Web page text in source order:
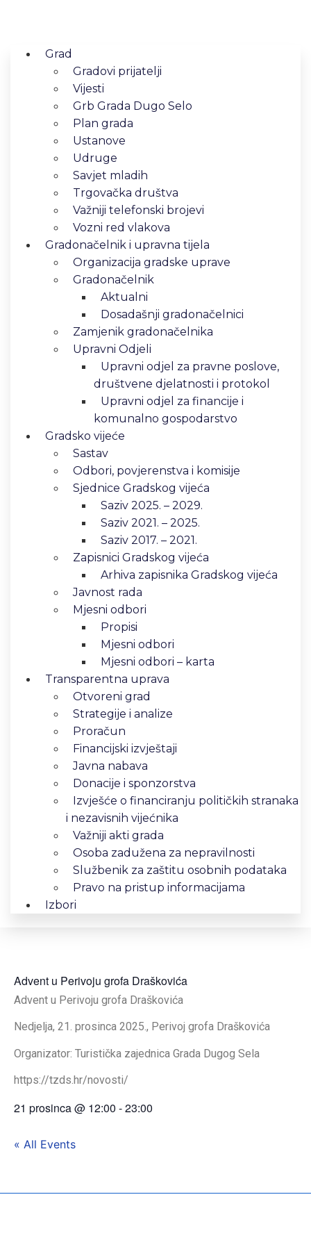
Grad
Gradovi prijatelji
Vijesti
Grb Grada Dugo Selo
Plan grada
Ustanove
Udruge
Savjet mladih
Trgovačka društva
Važniji telefonski brojevi
Vozni red vlakova
Gradonačelnik i upravna tijela
Organizacija gradske uprave
Gradonačelnik
Aktualni
Dosadašnji gradonačelnici
Zamjenik gradonačelnika
Upravni Odjeli
Upravni odjel za pravne poslove,
društvene djelatnosti i protokol
Upravni odjel za financije i
komunalno gospodarstvo
Gradsko vijeće
Sastav
Odbori, povjerenstva i komisije
Sjednice Gradskog vijeća
Saziv 2025. – 2029.
Saziv 2021. – 2025.
Saziv 2017. – 2021.
Zapisnici Gradskog vijeća
Arhiva zapisnika Gradskog vijeća
Javnost rada
Mjesni odbori
Propisi
Mjesni odbori
Mjesni odbori – karta
Transparentna uprava
Otvoreni grad
Strategije i analize
Proračun
Financijski izvještaji
Javna nabava
Donacije i sponzorstva
Izvješće o financiranju političkih stranaka
i nezavisnih vijećnika
Važniji akti grada
Osoba zadužena za nepravilnosti
Službenik za zaštitu osobnih podataka
Pravo na pristup informacijama
Izbori
Advent u Perivoju grofa Draškovića
Advent u Perivoju grofa Draškovića
Nedjelja, 21. prosinca 2025., Perivoj grofa Draškovića
Organizator: Turistička zajednica Grada Dugog Sela
https://tzds.hr/novosti/
21 prosinca@ 12:00 -23:00
« All Events